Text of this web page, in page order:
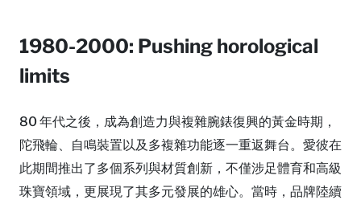
1980-2000: Pushing horological
limits
80 年代之後，成為創造力與複雜腕錶復興的黃金時期，
陀飛輪、自鳴裝置以及多複雜功能逐一重返舞台。愛彼在
此期間推出了多個系列與材質創新，不僅涉足體育和高級
珠寶領域，更展現了其多元發展的雄心。當時，品牌陸續